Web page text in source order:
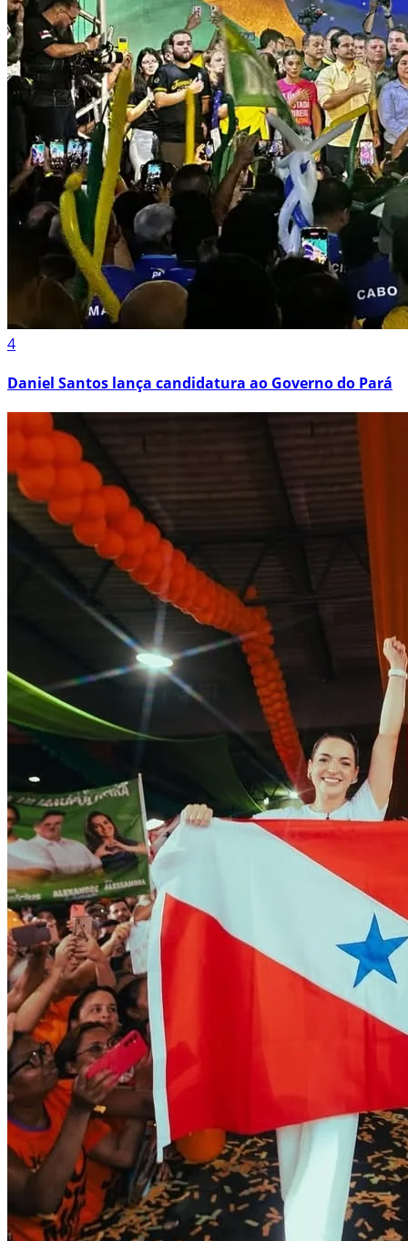
4
Daniel Santos lança candidatura ao Governo do Pará